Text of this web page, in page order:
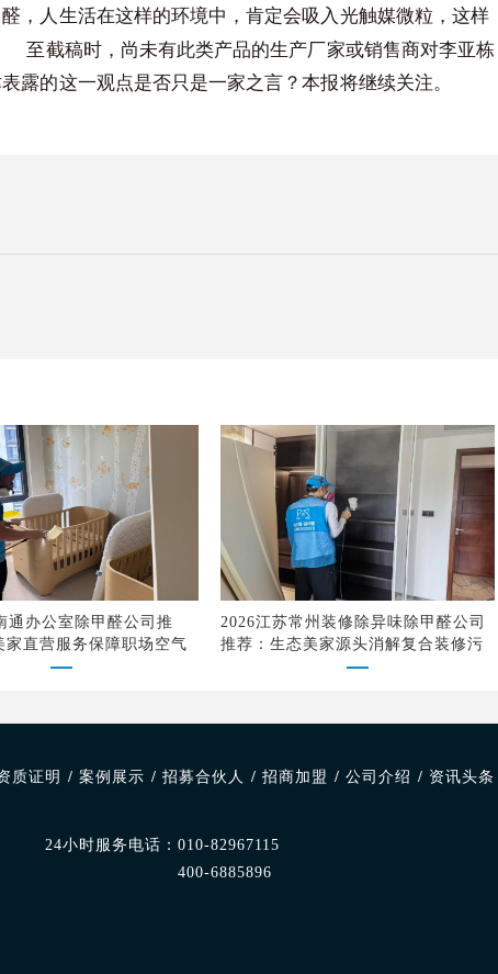
，人生活在这样的环境中，肯定会吸入光触媒微粒，这样
至截稿时，尚未有此类产品的生产厂家或销售商对李亚栋
露的这一观点是否只是一家之言？本报将继续关注。
通办公室除甲醛公司推
家直营服务保障职场空气
2026江苏常州装修除异味除甲醛公司
推荐：生态美家源头消解复合装修污
质证明 / 案例展示 / 招募合伙人 / 招商加盟 / 公司介绍 / 资讯头条
24小时服务电话： 010-82967115
400-6885896